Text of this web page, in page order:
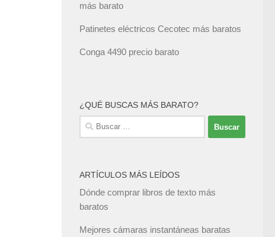
más barato
Patinetes eléctricos Cecotec más baratos
Conga 4490 precio barato
¿QUÉ BUSCAS MÁS BARATO?
Buscar:
ARTÍCULOS MÁS LEÍDOS
Dónde comprar libros de texto más
baratos
Mejores cámaras instantáneas baratas